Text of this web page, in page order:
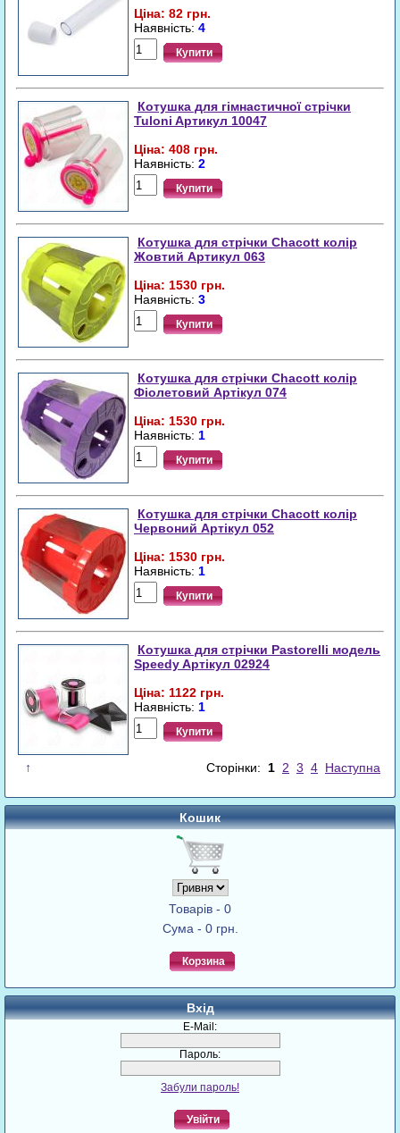
Ціна: 82 грн.
Наявність: 4
Купити
Котушка для гімнастичної стрічки
Tuloni Aртикул 10047
Ціна: 408 грн.
Наявність: 2
Купити
Котушка для стрічки Chacott колір
Жовтий Aртикул 063
Ціна: 1530 грн.
Наявність: 3
Купити
Котушка для стрічки Chacott колір
Фіолетовий Aртікул 074
Ціна: 1530 грн.
Наявність: 1
Купити
Котушка для стрічки Chacott колір
Червоний Aртікул 052
Ціна: 1530 грн.
Наявність: 1
Купити
Котушка для стрічки Pastorelli модель
Speedy Aртікул 02924
Ціна: 1122 грн.
Наявність: 1
Купити
↑ Сторінки: 1 2 3 4 Наступна
Кошик
Товарів - 0
Сума - 0 грн.
Корзина
Вхід
E-Mail:
Пароль:
Забули пароль!
Увійти